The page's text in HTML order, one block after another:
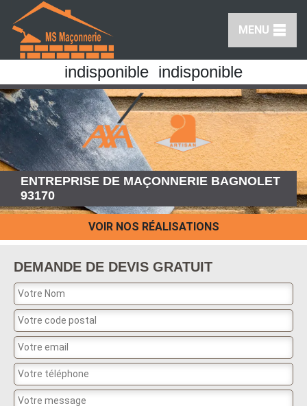
MENU
indisponible indisponible
ENTREPRISE DE MAÇONNERIE BAGNOLET
93170
VOIR NOS RÉALISATIONS
DEMANDE DE DEVIS GRATUIT